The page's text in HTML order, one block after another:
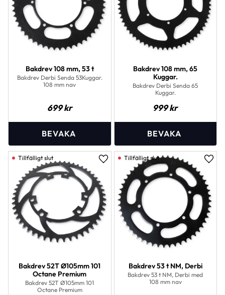
Bakdrev 108 mm, 53 t
Bakdrev Derbi Senda 53Kuggar.
108 mm nav
699kr
Bakdrev 108 mm, 65
Kuggar.
Bakdrev Derbi Senda 65
Kuggar.
999kr
Bakdrev 52T Ø105mm 101
Octane Premium
Bakdrev 52T Ø105mm 101
Octane Premium
Lägg till i favoriter
Bakdrev 53 t NM, Derbi
Bakdrev 53 t NM, Derbi med
108 mm nav